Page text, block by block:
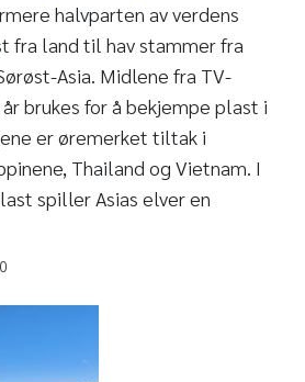
halvparten av verdens
fra land til hav stammer fra
Asia. Midlene fra TV-
brukes for å bekjempe plast i
er øremerket tiltak i
Thailand og Vietnam. I
spiller Asias elver en